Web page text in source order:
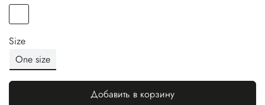
Size
One size
Добавить в корзину